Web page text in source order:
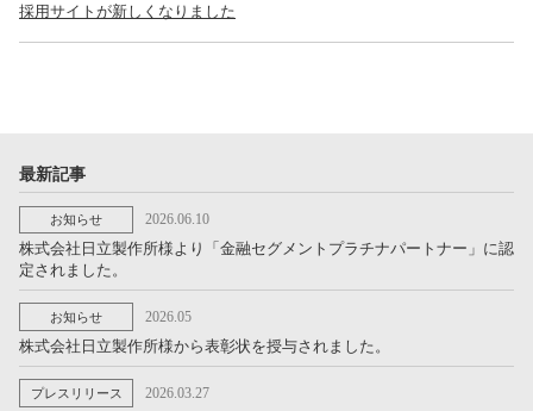
採用サイトが新しくなりました
最新記事
お知らせ 2026.06.10
株式会社日立製作所様より「金融セグメントプラチナパートナー」に認
定されました。
お知らせ 2026.05
株式会社日立製作所様から表彰状を授与されました。
プレスリリース 2026.03.27